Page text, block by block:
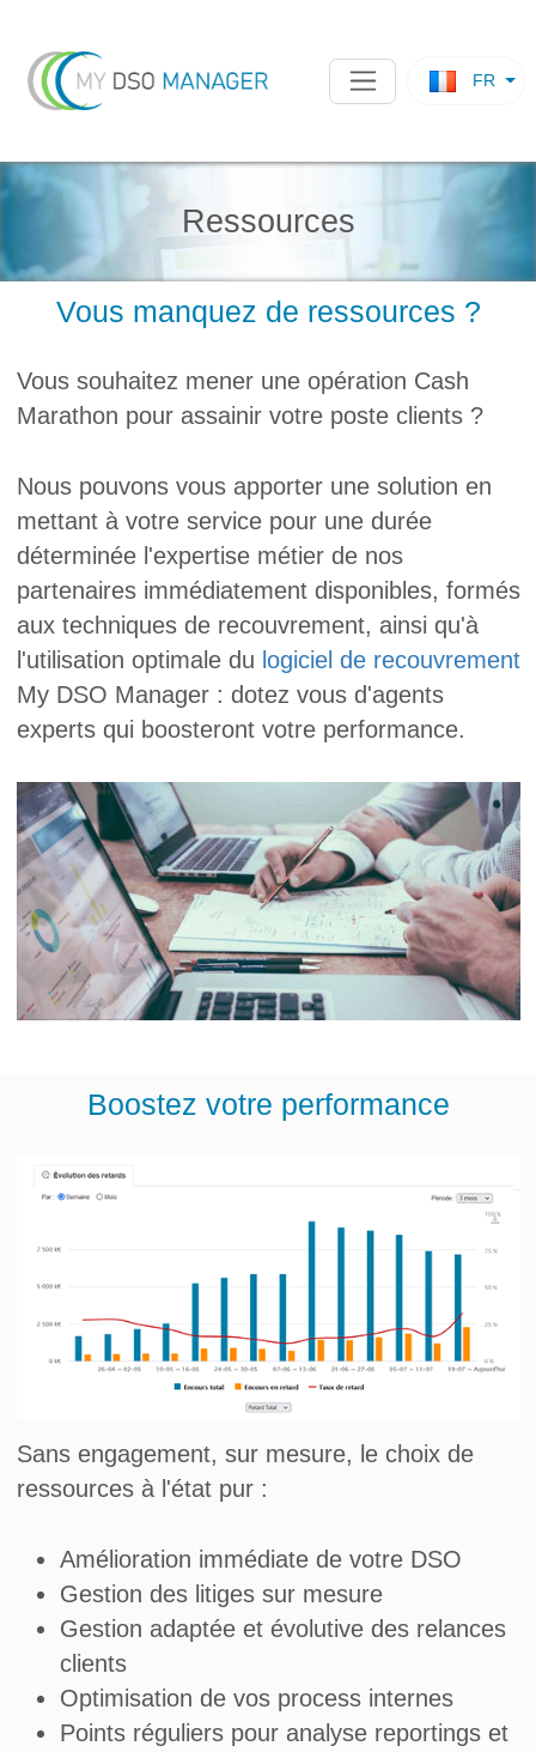
FR
Ressources
Vous manquez de ressources ?
Vous souhaitez mener une opération Cash
Marathon pour assainir votre poste clients ?
Nous pouvons vous apporter une solution en
mettant à votre service pour une durée
déterminée l'expertise métier de nos
partenaires immédiatement disponibles, formés
aux techniques de recouvrement, ainsi qu'à
l'utilisation optimale du logiciel de recouvrement
My DSO Manager : dotez vous d'agents
experts qui boosteront votre performance.
Boostez votre performance
Sans engagement, sur mesure, le choix de
ressources à l'état pur :
Amélioration immédiate de votre DSO
Gestion des litiges sur mesure
Gestion adaptée et évolutive des relances
clients
Optimisation de vos process internes
Points réguliers pour analyse reportings et